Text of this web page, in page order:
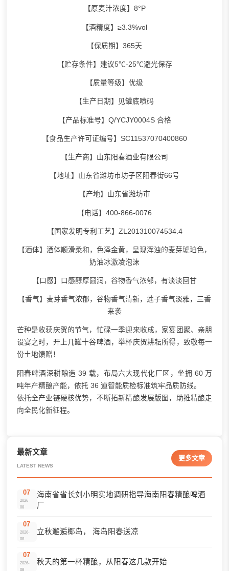
【原麦汁浓度】8°P
【酒精度】≥3.3%vol
【保质期】365天
【贮存条件】建议5℃-25℃避光保存
【质量等级】优级
【生产日期】见罐底喷码
【产品标准号】Q/YCJY0004S 合格
【食品生产许可证编号】SC11537070400860
【生产商】 山东阳春酒业有限公司
【地址】山东省潍坊市坊子区阳春街66号
【产地】山东省潍坊市
【电话】400-866-0076
【国家发明专利工艺】ZL201310074534.4
【酒体】酒体顺滑柔和，色泽金黄，呈现浑浊的麦芽琥珀色，
奶油冰激凌泡沫
【口感】口感醇厚圆润，谷物香气浓郁，有淡淡回甘
【香气】麦芽香气浓郁，谷物香气清新，莲子香气淡雅，三香
来袭
芒种是收获庆贺的节气，忙碌一季迎来收成，家宴团聚、亲朋
设宴之时，开上几罐十谷啤酒，举杯庆贺耕耘所得，致敬每一
份土地馈赠！
阳春啤酒深耕酿造 39 载，布局六大现代化厂区，坐拥 60 万
吨年产精酿产能，依托 36 道智能质检标准筑牢品质防线。
依托全产业链硬核优势，不断拓新精酿发展版图，助推精酿走
向全民化新征程。
最新文章
LATEST NEWS
更多文章
07
2026-
08
海南省省长刘小明实地调研指导海南阳春精酿啤酒
厂
07
2026-
08
立秋邂逅椰岛， 海岛阳春送凉
07
2026-
08
秋天的第一杯精酿，从阳春这几款开始